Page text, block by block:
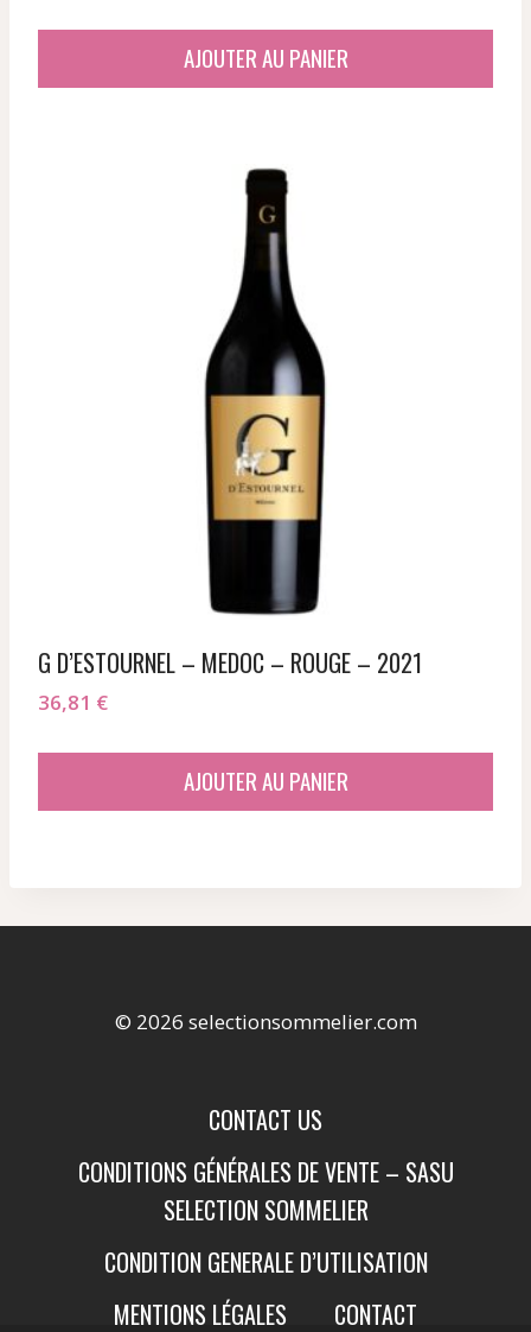
AJOUTER AU PANIER
G D’ESTOURNEL – MEDOC – ROUGE – 2021
36,81 €
AJOUTER AU PANIER
© 2026 selectionsommelier.com
CONTACT US
CONDITIONS GÉNÉRALES DE VENTE – SASU
SELECTION SOMMELIER
CONDITION GENERALE D’UTILISATION
MENTIONS LÉGALES
CONTACT